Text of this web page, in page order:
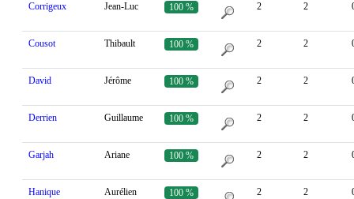
Corrigeux Jean-Luc 100 % 2 2
Cousot Thibault 100 % 2 2
David Jérôme 100 % 2 2
Derrien Guillaume 100 % 2 2
Garjah Ariane 100 % 2 2
Hanique Aurélien 100 % 2 2